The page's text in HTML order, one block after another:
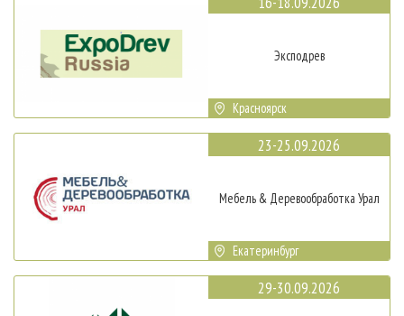
Эксподрев
Красноярск
23-25.09.2026
Мебель & Деревообработка Урал
Екатеринбург
29-30.09.2026